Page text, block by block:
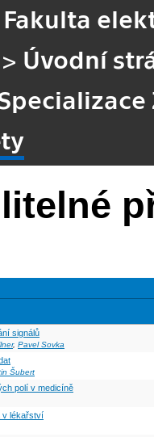
Fakulta
> Úvodní
signálů
, Pavel Sovka
Šubert
polí v medicíně
v lékařství